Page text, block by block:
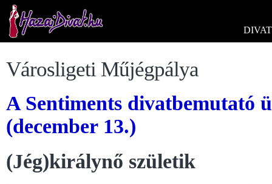
DIVAT
Városligeti Műjégpálya
A Sentiments divatbemutató
(december 13.)
(Jég)királynő születik